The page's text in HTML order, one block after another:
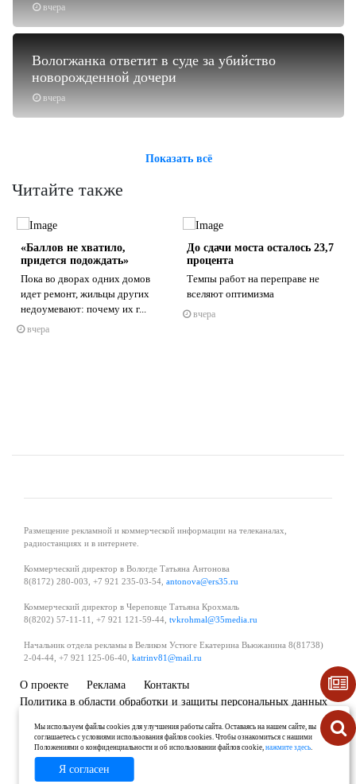
вчера
вчера
Вологжанка ответит в суде за убийство
новорожденной дочери
Показать всё
Читайте также
«Баллов не хватило,
придется подождать»
Пока во дворах одних домов
идет ремонт, жильцы других
недоумевают: почему их г...
вчера
До сдачи моста осталось 23,7
процента
Темпы работ на переправе не
вселяют оптимизма
вчера
Размещение рекламной и коммерческой информации на телеканалах,
радиостанциях и в интернете.
Коммерческий директор в Вологде Татьяна Антонова
8(8172) 280-003, +7 921 235-03-54, antonova@ers35.ru
Коммерческий директор в Череповце Татьяна Крохмаль
8(8202) 57-11-11, +7 921 121-59-44, tvkrohmal@35media.ru
Начальник отдела рекламы в Великом Устюге Екатерина Вьюжанина 8(81738)
2-04-44, +7 921 125-06-40, katrinv81@mail.ru
О проекте Реклама
Контакты
Политика в области обработки и защиты персональных данных
Мы используем файлы cookies для улучшения работы сайта. Оставаясь на нашем сайте, вы
соглашаетесь с условиями использования файлов cookies. Чтобы ознакомиться с нашими
Положениями о конфиденциальности и об использовании файлов cookie,нажмите здесь.
Я согласен